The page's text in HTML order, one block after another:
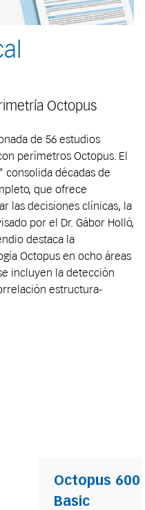
Octopus
de 56 estudios
perímetros Octopus. El
décadas de
que ofrece
las decisiones clínicas, la
por el Dr. Gábor Holló,
destaca la
Octopus en ocho áreas
incluyen la detección
estructura-
Octopus 600
Basic